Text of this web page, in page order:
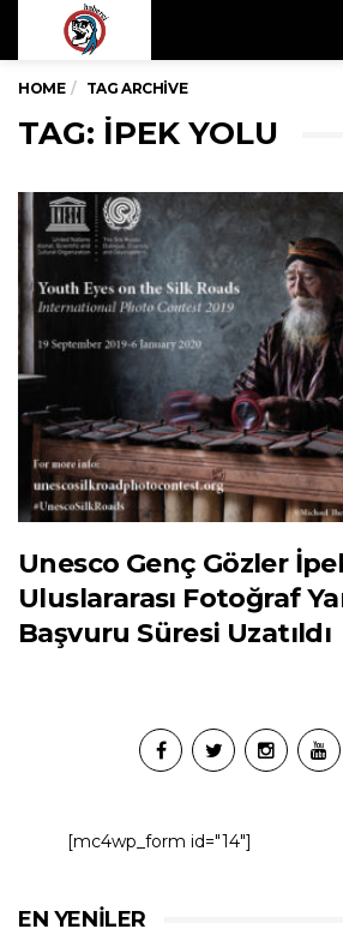
HOME TAG ARCHIVE
TAG: IPEK YOLU
Unesco Genç Gözler
Uluslararası Fotoğraf
Başvuru Süresi Uzatıldı
[mc4wp_form id="14"]
EN YENILER